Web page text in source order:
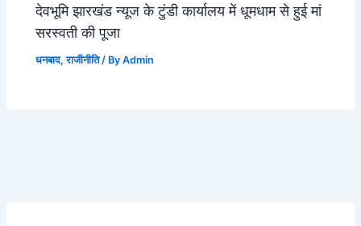
देवभूमि झारखंड न्यूज के टुंडी कार्यालय में धूमधाम से हुई मां
सरस्वती की पूजा
धनबाद,राजीनीति/ ByAdmin